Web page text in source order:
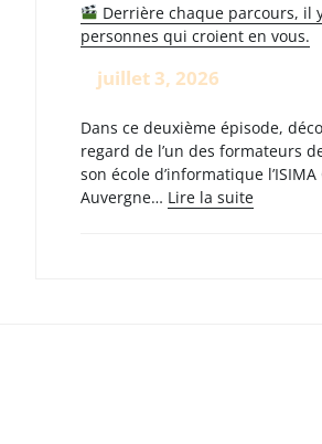
juillet
–
des
des
Derrière chaque parcours, il
personnes qui croient en vous.
juillet 3, 2026
Dans ce deuxième épisode,
regard de l’un des formateurs
son école d’informatique
Auvergne… Lire la suite: